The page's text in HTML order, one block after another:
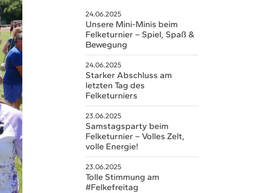
24.06.2025
Unsere Mini-Minis beim
Felketurnier – Spiel, Spaß &
Bewegung
24.06.2025
Starker Abschluss am
letzten Tag des
Felketurniers
23.06.2025
Samstagsparty beim
Felketurnier – Volles Zelt,
volle Energie!
23.06.2025
Tolle Stimmung am
#Felkefreitag
Geschäftsstelle
HSV Sobernheim e.V.
Zum Staaren 26
55566 Bad Sobernheim
06751 8579328
geschaeftsstelle@hsvsobernheim.de